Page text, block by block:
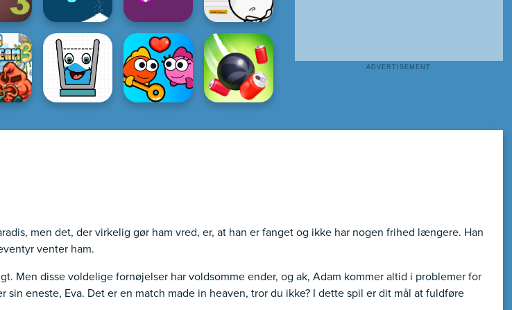
men det, der virkelig gør ham vred, er, at han er fanget og ikke har nogen frihed længere. Han
venter ham.
Men disse voldelige fornøjelser har voldsomme ender, og ak, Adam kommer altid i problemer for
eneste, Eva. Det er en match made in heaven, tror du ikke? I dette spil er dit mål at fuldføre